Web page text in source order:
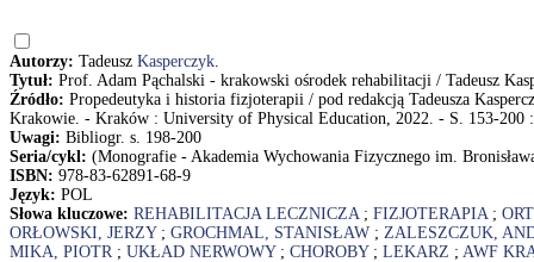
Autorzy: Tadeusz Kasperczyk.
Tytuł: Prof. Adam Pąchalski - krakowski ośrodek rehabilitacji / Tadeusz
Źródło: Propedeutyka i historia fizjoterapii / pod redakcją Tadeusza
Krakowie. - Kraków : University of Physical Education, 2022. - S. 153-200
Uwagi: Bibliogr. s. 198-200
Seria/cykl: (Monografie - Akademia Wychowania Fizycznego im.
ISBN: 978-83-62891-68-9
Język: POL
Słowa kluczowe: REHABILITACJA LECZNICZA; FIZJOTERAPIA;
ORŁOWSKI, JERZY; GROCHMAL, STANISŁAW ; ZALESZCZUK,
MIKA, PIOTR; UKŁAD NERWOWY; CHOROBY; LEKARZ ; AWF